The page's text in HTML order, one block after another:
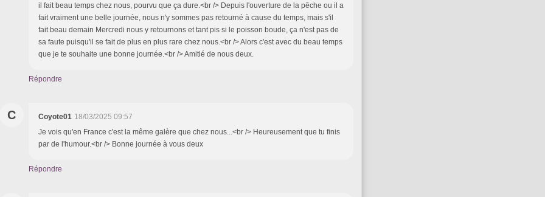
il fait beau temps chez nous, pourvu que ça dure.<br /> Depuis l'ouverture de la pêche ou il a
fait vraiment une belle journée, nous n'y sommes pas retourné à cause du temps, mais s'il
fait beau demain Mercredi nous y retournons et tant pis si le poisson boude, ça n'est pas de
sa faute puisqu'il se fait de plus en plus rare chez nous.<br /> Alors c'est avec du beau temps
que je te souhaite une bonne journée.<br /> Amitié de nous deux.
Répondre
C Coyote01 18/03/2025 09:57
Je vois qu'en France c'est la même galère que chez nous...<br /> Heureusement que tu finis
par de l'humour.<br /> Bonne journée à vous deux
Répondre